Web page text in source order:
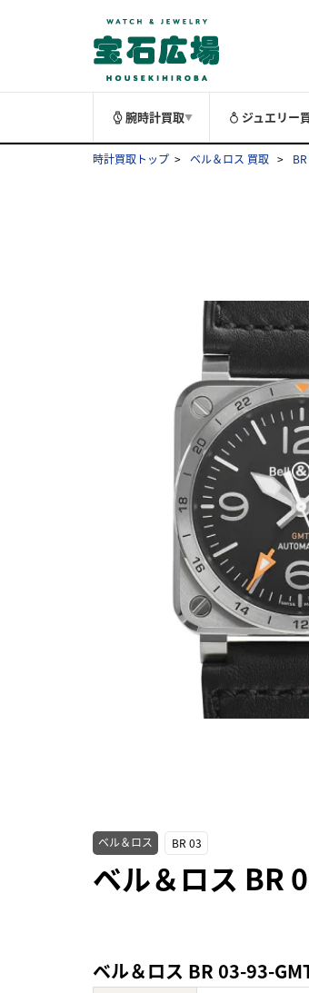
腕時計買取▼ ジュエリー
時計買取トップ ベル＆ロス 買取
ベル＆ロス BR 03
ベル＆ロス BR
ベル＆ロス BR 03-93-